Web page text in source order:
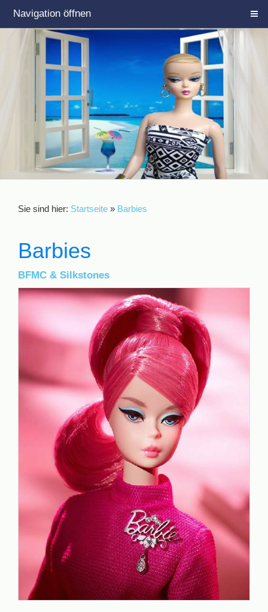
Navigation öffnen
Sie sind hier: Startseite » Barbies
Barbies
BFMC & Silkstones